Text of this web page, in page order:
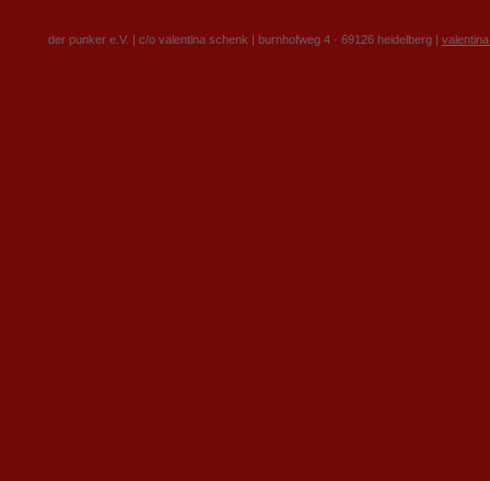
der punker e.V. | c/o valentina schenk | burnhofweg 4 · 69126 heidelberg |